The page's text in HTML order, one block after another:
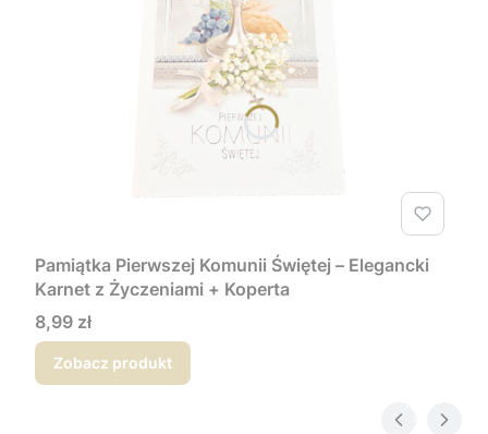
Pamiątka Pierwszej Komunii Świętej – Elegancki
Karnet z Życzeniami + Koperta
Cena
8,99 zł
Zobacz produkt